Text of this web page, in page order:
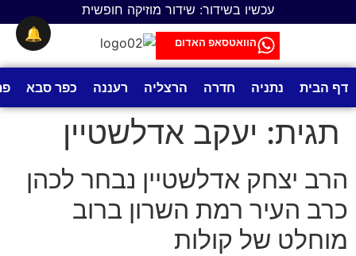
עכשיו בשידור: שידור מוזיקה חופשית
הוואטסאפ האדום
דף הבית נתניה חדרה הרצליה רעננה כפר סבא
תגית: יעקב אדלשטיין
הרב יצחק אדלשטיין נבחר לכהן
כרב העיר רמת השרון ברוב
מוחלט של קולות
🔔